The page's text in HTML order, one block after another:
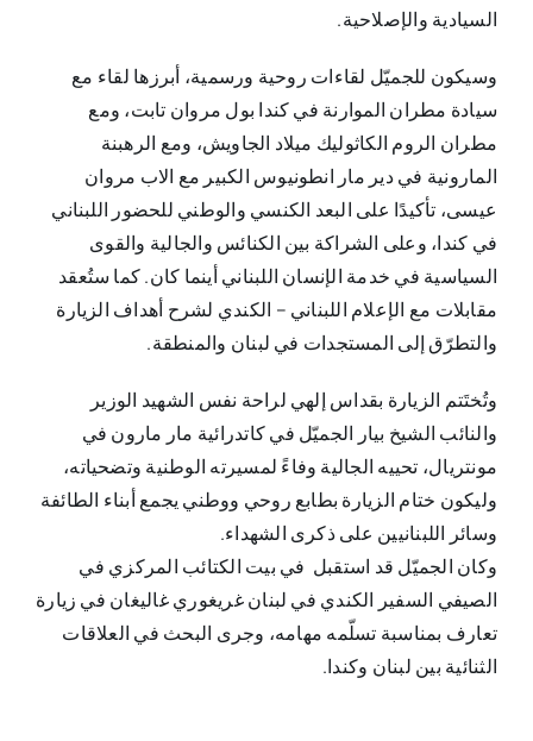
السيادية والإصلاحية.
وسيكون للجميّل لقاءات روحية ورسمية، أبرزها لقاء مع
سيادة مطران الموارنة في كندا بول مروان تابت، ومع
مطران الروم الكاثوليك ميلاد الجاويش، ومع الرهبنة
المارونية في دير مار انطونيوس الكبير مع الاب مروان
عيسى، تأكيدًا على البعد الكنسي والوطني للحضور اللبناني
في كندا، وعلى الشراكة بين الكنائس والجالية والقوى
السياسية في خدمة الإنسان اللبناني أينما كان. كما ستُعقد
مقابلات مع الإعلام اللبناني – الكندي لشرح أهداف الزيارة
والتطرّق إلى المستجدات في لبنان والمنطقة.
وتُختَتم الزيارة بقداس إلهي لراحة نفس الشهيد الوزير
والنائب الشيخ بيار الجميّل في كاتدرائية مار مارون في
مونتريال، تحييه الجالية وفاءً لمسيرته الوطنية وتضحياته،
وليكون ختام الزيارة بطابع روحي ووطني يجمع أبناء الطائفة
وسائر اللبنانيين على ذكرى الشهداء.
وكان الجميّل قد استقبل في بيت الكتائب المركزي في
الصيفي السفير الكندي في لبنان غريغوري غاليغان في زيارة
تعارف بمناسبة تسلّمه مهامه، وجرى البحث في العلاقات
الثنائية بين لبنان وكندا.